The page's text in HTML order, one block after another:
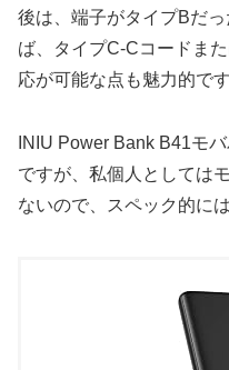
後は、端子がタイプBだ
ば、タイプC-Cコードま
応が可能な点も魅力的です
INIU Power Bank B41モ
ですが、私個人としては
ないので、スペック的に